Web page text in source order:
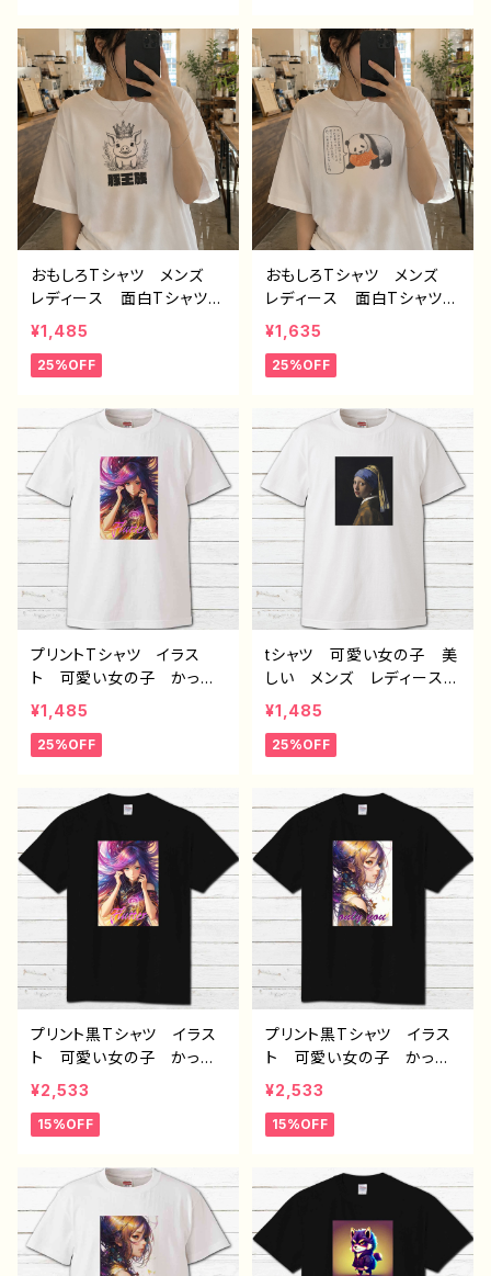
ルキャラクター おすす
め 個性的 人気 イラス
トレーター クリエイター
絵師 オリジナル デザイ
ン グッズ 半袖シャツ
デザイン コラボ タイト
ル：豚王族（グレー） 作：ん
ごミック C-3
ル デザイン グッズ タイ
トル：筋肉こそ正義 作：ん
ごミック G-6
おもしろTシャツ メンズ
レディース 面白Tシャツ
かわいい おしゃれ イラ
スト ブタ 動物 ゆるか
わ ゆるい ユニーク ネ
ー おすすめ 個性的 人
気 イラストレーター クリ
エイター 絵師 オリジナ
ル デザイン グッズ 半
袖シャツ デザイン コラ
ボ タイトル：豚王族（ホワ
¥1,485
25%OFF
おもしろTシャツ メンズ
レディース 面白Tシャツ
かわいい おしゃれ イラ
スト パンダ 動物 ゆる
かわ ゆるい ユニーク
ター おすすめ 個性的
人気 イラストレーター
クリエイター 絵師 オリ
ジナル デザイン グッ
ズ 半袖シャツ デザイ
ン コラボ 悪いことを言
うパンダ タイトル：たいや
き悪パンダ セリフ付き
作：こさつね C-3
¥1,635
25%OFF
プリントTシャツ イラス
ト 可愛い女の子 かっこ
いい女子 美しい女の子
カラーヘア ロングヘア
おしゃれ エモい メン
おすすめ 人気 イラスト
レーター 絵師 クリエイ
ター 白 半袖シャツ コ
ラボ オリジナル デザイ
ン グッズ ノンブランド
¥1,485
25%OFF
tシャツ 可愛い女の子 美
しい メンズ レディース
おしゃれ 白 個性的 お
すすめ 人気 クリエイタ
ー イラストレーター 絵
リジナル デザイン グッ
ズ 半袖シャツ ノンブラン
ド H-7 タイトル：青い真
珠の耳飾りの少女 Tシャ
ツ
¥1,485
25%OFF
プリント黒Tシャツ イラス
ト 可愛い女の子 かっこ
いい女子 美しい女の子
カラーヘア ロングヘア
おしゃれ エモい メン
おすすめ 人気 イラスト
レーター 絵師 クリエイ
ター 半袖シャツ コラ
ボ オリジナル デザイ
ン グッズ ノンブランド
¥2,533
15%OFF
プリント黒Tシャツ イラス
ト 可愛い女の子 かっこ
いい女子 美しい女の子
黒髪 ロングヘア おしゃ
れ エモい メンズ レデ
め 人気 イラストレータ
ー 絵師 クリエイター
半袖シャツ コラボ オリ
ジナル デザイン グッ
ズ ノンブランド J1-9
¥2,533
15%OFF